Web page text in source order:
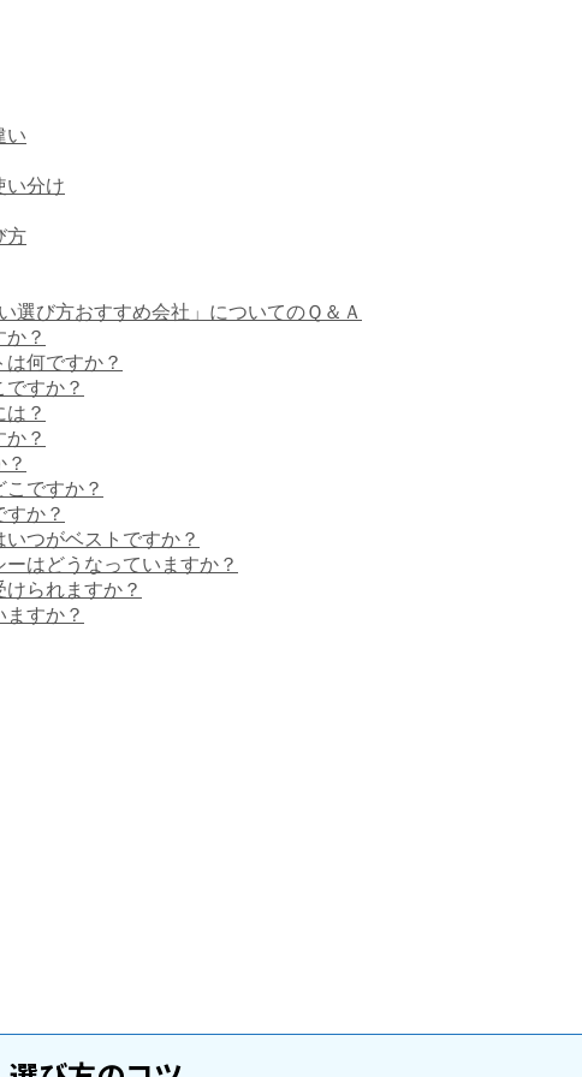
い
い分け
方
選び方おすすめ会社」についてのＱ＆Ａ
？
何ですか？
すか？
？
？
ですか？
か？
つがベストですか？
はどうなっていますか？
られますか？
すか？